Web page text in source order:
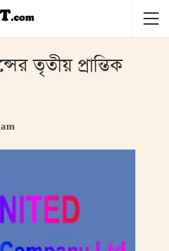
তৃতীয় প্রান্তিক